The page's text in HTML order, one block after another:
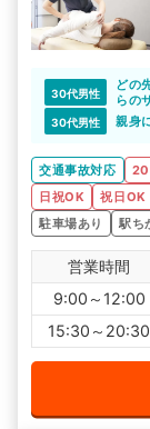
30代男性
どの
らの
30代男性 親身
交通事故対応 20
日祝OK
祝日OK
駐車場あり
駅ち
営業時間
9:00～12:00
15:30～20:30